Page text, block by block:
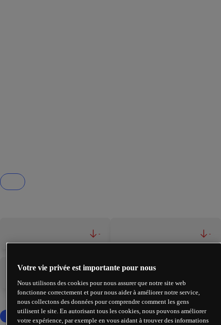
- -
Votre vie privée est importante pour nous
Nous utilisons des cookies pour nous assurer que notre site web
fonctionne correctement et pour nous aider à améliorer notre service,
nous collectons des données pour comprendre comment les gens
utilisent le site. En autorisant tous les cookies, nous pouvons améliorer
votre expérience, par exemple en vous aidant à trouver des informations